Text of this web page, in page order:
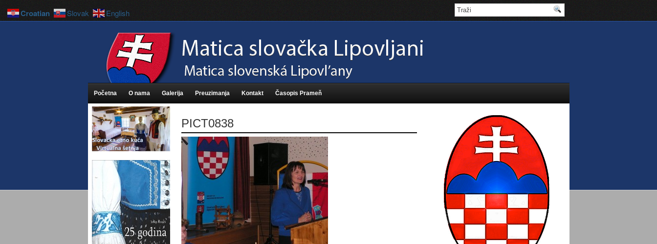
Početna O nama Galerija Preuzimanja Kontakt Časopis Prameň
PICT0838
Croatian Slovak English